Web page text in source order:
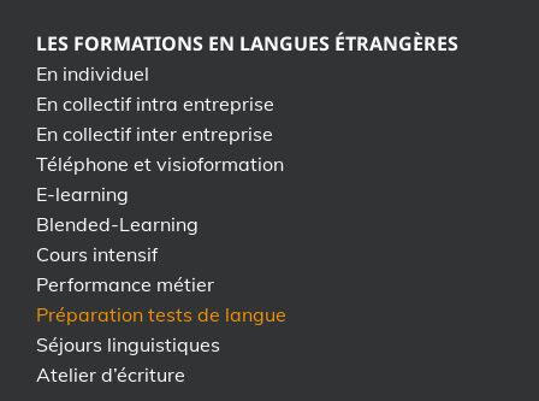
LES FORMATIONS EN LANGUES ÉTRANGÈRES
En individuel
En collectif intra entreprise
En collectif inter entreprise
Téléphone et visioformation
E-learning
Blended-Learning
Cours intensif
Performance métier
Préparation tests de langue
Séjours linguistiques
Atelier d’écriture